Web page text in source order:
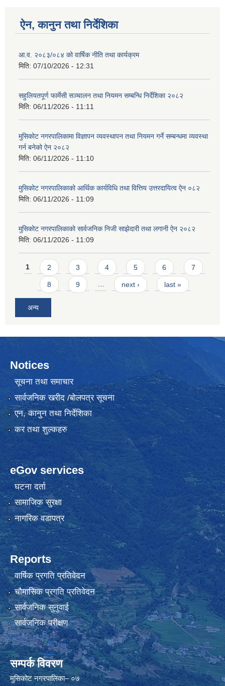
ऐन, कानुन तथा निर्देशिका
आ.व. २०८३/०८४ को वार्षिक नीति तथा कार्यक्रम
मिति: 07/10/2026 - 12:31
सहुलियतपूर्ण फार्मेसी सञ्चालन तथा नियमन सम्बन्धि निर्देशिका २०८२
मिति: 06/11/2026 - 11:11
मुसिकोट नगरपालिकामा विज्ञापन व्यवस्थापन तथा नियमन गर्ने सम्बन्धमा व्यवस्था
गर्न बनेको ऐन २०८२
मिति: 06/11/2026 - 11:10
मुसिकोट नगरपालिकाको आर्थिक कार्यविधि तथा वित्तिय उत्तरदायित्व ऐन ०८२
मिति: 06/11/2026 - 11:09
मुसिकोट नगरपालिकाको सार्वजनिक निजी साझेदारी तथा लगानी ऐन २०८२
मिति: 06/11/2026 - 11:09
Pages
1 2 3 4 5 6 7
8 9 … next › last »
अन्य
Notices
सूचना तथा समाचार
सार्वजनिक खरीद /बोलपत्र सूचना
एन, कानुन तथा निर्देशिका
कर तथा शुल्कहरु
eGov services
घटना दर्ता
सामाजिक सुरक्षा
नागरिक वडापत्र
Reports
वार्षिक प्रगति प्रतिवेदन
चौमासिक प्रगति प्रतिवेदन
सार्वजनिक सुनुवाई
सार्वजनिक परीक्षण
सम्पर्क विवरण
मुसिकोट नगरपालिका– ०७